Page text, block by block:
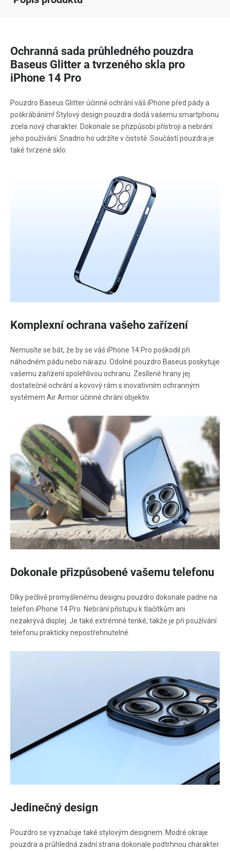
Ochranná sada průhledného pouzdra
Baseus Glitter a tvrzeného skla pro
iPhone 14 Pro
Pouzdro Baseus Glitter účinně ochrání váš iPhone před pády a
poškrábáním! Stylový design pouzdra dodá vašemu smartphonu
zcela nový charakter. Dokonale se přizpůsobí přístroji a nebrání
jeho používání. Snadno ho udržíte v čistotě. Součástí pouzdra je
také tvrzené sklo.
Komplexní ochrana vašeho zařízení
Nemusíte se bát, že by se váš iPhone 14 Pro poškodil při
náhodném pádu nebo nárazu. Odolné pouzdro Baseus poskytuje
vašemu zařízení spolehlivou ochranu. Zesílené hrany jej
dostatečně ochrání a kovový rám s inovativním ochranným
systémem Air Armor účinně chrání objektiv.
Dokonale přizpůsobené vašemu telefonu
Díky pečlivě promyšlenému designu pouzdro dokonale padne na
telefon iPhone 14 Pro. Nebrání přístupu k tlačítkům ani
nezakrývá displej. Je také extrémně tenké, takže je při používání
telefonu prakticky nepostřehnutelné.
Jedinečný design
Pouzdro se vyznačuje také stylovým designem. Modré okraje
pouzdra a průhledná zadní strana dokonale podtrhnou charakter